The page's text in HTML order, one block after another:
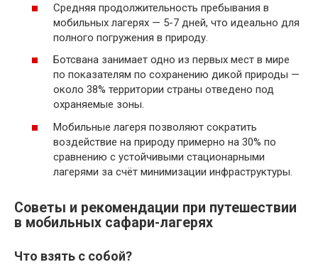
Средняя продолжительность пребывания в
мобильных лагерях — 5-7 дней, что идеально для
полного погружения в природу.
Ботсвана занимает одно из первых мест в мире
по показателям по сохранению дикой природы —
около 38% территории страны отведено под
охраняемые зоны.
Мобильные лагеря позволяют сократить
воздействие на природу примерно на 30% по
сравнению с устойчивыми стационарными
лагерями за счёт минимизации инфраструктуры.
Советы и рекомендации при путешествии
в мобильных сафари-лагерях
Что взять с собой?